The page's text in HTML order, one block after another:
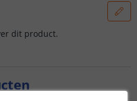
dit product.